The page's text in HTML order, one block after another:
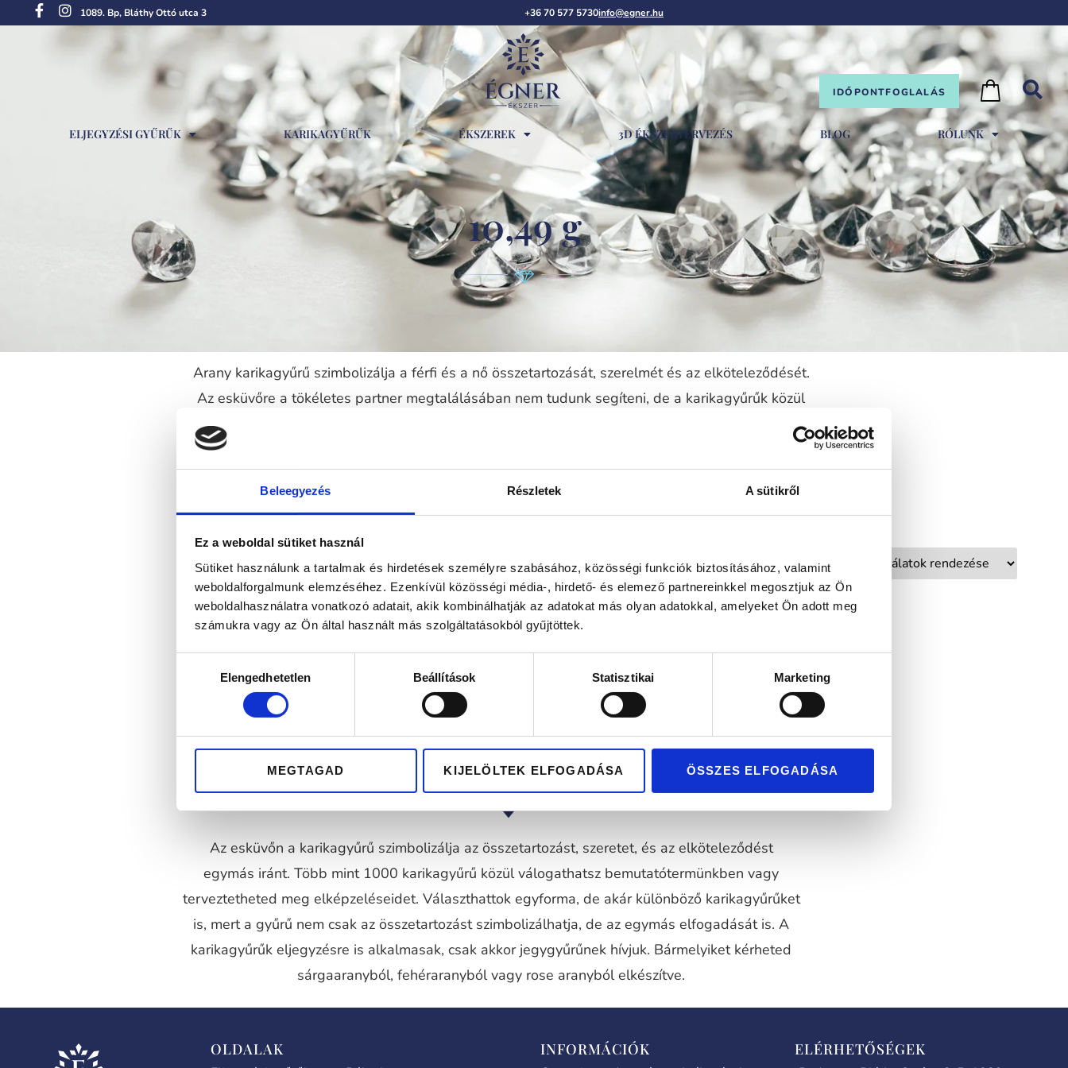
Beleegyezés Részletek A sütikről
Ez a weboldal sütiket használ
Sütiket használunk a tartalmak és hirdetések személyre szabásához, közösségi funkciók biztosításához, valamint
weboldalforgalmunk elemzéséhez. Ezenkívül közösségi média-, hirdető- és elemező partnereinkkel megosztjuk az Ön
weboldalhasználatra vonatkozó adatait, akik kombinálhatják az adatokat más olyan adatokkal, amelyeket Ön adott meg
számukra vagy az Ön által használt más szolgáltatásokból gyűjtöttek.
kiválasztásaElengedhetetlen Beállítások Statisztikai Marketing
MEGTAGAD KIJELÖLTEK ELFOGADÁSA ÖSSZES ELFOGADÁSA
1089. Bp, Bláthy Ottó utca 3 +36 70 577 5730info@egner.hu
IDŐPONTFOGLALÁS
ELJEGYZÉSI GYŰRŰK KARIKAGYŰRŰK ÉKSZEREK 3D ÉKSZERTERVEZÉS BLOG RÓLUNK
10,49 g
Arany karikagyűrű szimbolizálja a férfi és a nő összetartozását, szerelmét és az elköteleződését.
Az esküvőre a tökéletes partner megtalálásában nem tudunk segíteni, de a karikagyűrűk közül
segítünk kiválasztani a tökéleteset. 14 karátos arannyal dolgozunk műhelyünkben, de kérés
esetén 18 karátos aranyból vagy platinából is elkészíthetjük az ékszereket, amiket természetes
gyémántokkal, moissanittal vagy más drágakővel díszítünk. Ezek az ékszerek egy életen át
elkísérnek Titeket.
Nem található termék
Az esküvőn a karikagyűrű szimbolizálja az összetartozást, szeretet, és az elköteleződést
egymás iránt. Több mint 1000 karikagyűrű közül válogathatsz bemutatótermünkben vagy
terveztetheted meg elképzeléseidet. Választhattok egyforma, de akár különböző karikagyűrűket
is, mert a gyűrű nem csak az összetartozást szimbolizálhatja, de az egymás elfogadását is. A
karikagyűrűk eljegyzésre is alkalmasak, csak akkor jegygyűrűnek hívjuk. Bármelyiket kérheted
sárgaaranyból, fehéraranyból vagy rose aranyból elkészítve.
OLDALAK INFORMÁCIÓK ELÉRHETŐSÉGEK